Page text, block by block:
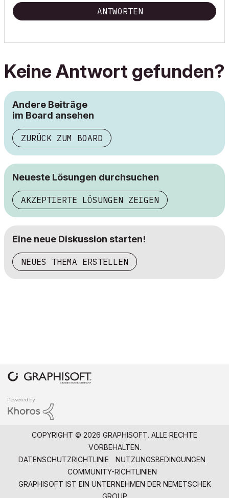
ANTWORTEN
Keine Antwort gefunden?
Andere Beiträge
im Board ansehen
ZURÜCK ZUM BOARD
Neueste Lösungen durchsuchen
AKZEPTIERTE LÖSUNGEN ZEIGEN
Eine neue Diskussion starten!
NEUES THEMA ERSTELLEN
COPYRIGHT © 2026 GRAPHISOFT. ALLE RECHTE
VORBEHALTEN.
DATENSCHUTZRICHTLINIE
NUTZUNGSBEDINGUNGEN
COMMUNITY-RICHTLINIEN
GRAPHISOFT IST EIN UNTERNEHMEN DER NEMETSCHEK
GROUP